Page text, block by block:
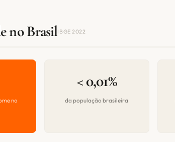
no BrasilIBGE 2022
no
< 0,01%
da população brasileira